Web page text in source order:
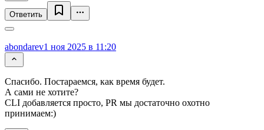
Ответить
abondarev1 ноя 2025 в 11:20
Спасибо. Постараемся, как время будет.
А сами не хотите?
CLI добавляется просто, PR мы достаточно охотно
принимаем:)